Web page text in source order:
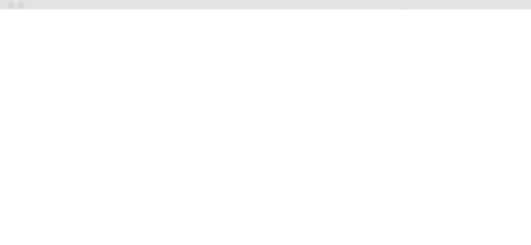
اپلیکیشن آکادمیکس